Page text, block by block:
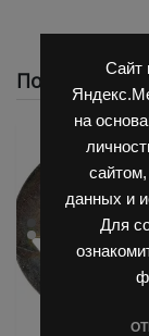
Сайт
на
данных и
Для
Похожие